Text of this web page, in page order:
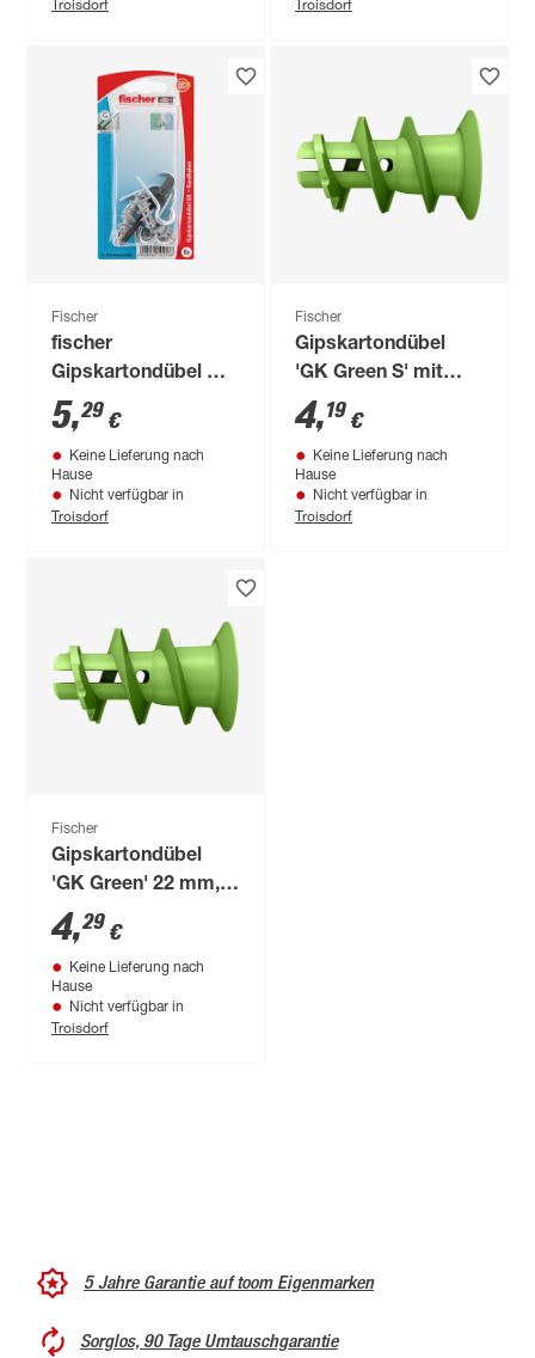
Fischer
fischer
Gipskartondübel GK
RH mit Rundhaken 5
Stück
5,29 €
Keine Lieferung nach
Hause
Nicht verfügbar in
Troisdorf
Fischer
Gipskartondübel
'GK Green S' mit
Senkkopfschraube Ø
4,5 x 35 mm, 5 Stück
4,19 €
Keine Lieferung nach
Hause
Nicht verfügbar in
Troisdorf
Fischer
Gipskartondübel
'GK Green' 22 mm,
10 Stück
4,29 €
Keine Lieferung nach
Hause
Nicht verfügbar in
Troisdorf
5 Jahre Garantie auf toom Eigenmarken
Sorglos, 90 Tage Umtauschgarantie